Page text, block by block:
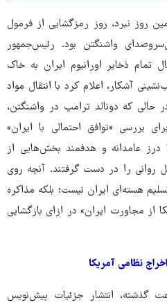
روز نبرد، روز رمزگشایی از فرمول
واشنگتن بود. رئیس‌جمهور
تمام ذخایر اورانیوم ایران به خاک
آشکار، اعلام کرد با انتقال مواد
که دونالد ترامپ در واشنگتن،
بررسی «توافق احتمالی با ایران»
درز عامدانه و هدفمند بخش‌هایی از
روانی را در دست گرفتند. آنچه روی
هسته‌ای ایران نیست؛ بلکه مذاکره
از مجاورت ایران» در ازای بازگشایی
نظامی آمریکا
رویداد سیاسی ۲۴ ساعت گذشته، انتشار جزئیات پیش‌نویس